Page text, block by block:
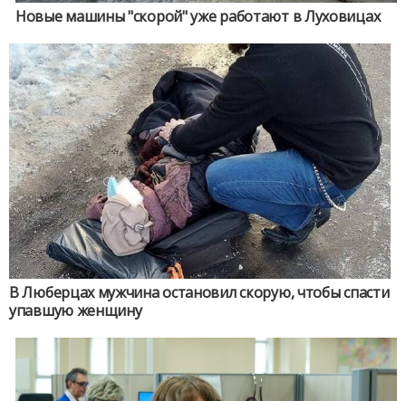
Новые машины "скорой" уже работают в Луховицах
В Люберцах мужчина остановил скорую, чтобы спасти
упавшую женщину